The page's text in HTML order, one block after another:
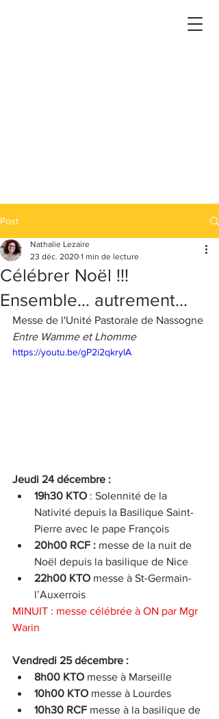
Post
Célébrer Noël !!!
Ensemble... autrement...
Nathalie Lezaire
23 déc. 2020 1 min de lecture
Messe de l'Unité Pastorale de Nassogne
Entre Wamme et Lhomme
https://youtu.be/gP2i2qkrylA
Jeudi 24 décembre :
19h30 KTO : Solennité de la
Nativité depuis la Basilique Saint-
Pierre avec le pape François
20h00 RCF : messe de la nuit de
Noël depuis la basilique de Nice
22h00 KTO messe à St-Germain-
l’Auxerrois
MINUIT : messe célébrée à ON par Mgr
Warin
Vendredi 25 décembre :
8h00 KTO messe à Marseille
10h00 KTO messe à Lourdes
10h30 RCF messe à la basilique de